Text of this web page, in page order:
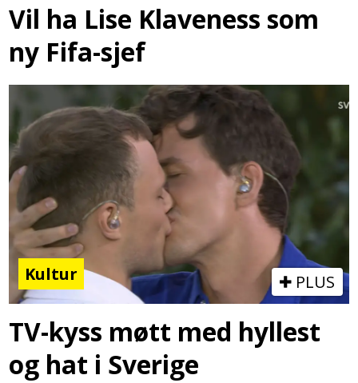
Vil ha Lise Klaveness som
ny Fifa-sjef
Kultur PLUS
TV-kyss møtt med hyllest
og hat i Sverige